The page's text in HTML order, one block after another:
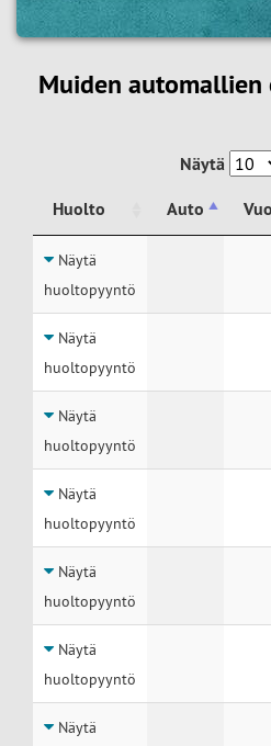
Muiden
Näytä
Huolto
Auto
Huolto
Näytä
huoltopyyntö
Näytä
huoltopyyntö
Näytä
huoltopyyntö
Näytä
huoltopyyntö
Näytä
huoltopyyntö
Näytä
huoltopyyntö
Näytä